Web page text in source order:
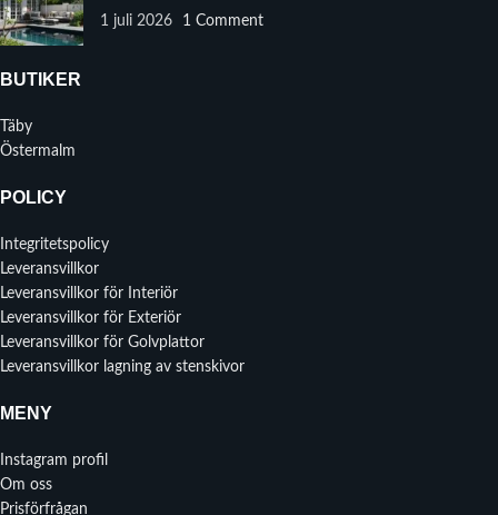
1 juli 2026 1 Comment
BUTIKER
Täby
Östermalm
POLICY
Integritetspolicy
Leveransvillkor
Leveransvillkor för Interiör
Leveransvillkor för Exteriör
Leveransvillkor för Golvplattor
Leveransvillkor lagning av stenskivor
MENY
Instagram profil
Om oss
Prisförfrågan